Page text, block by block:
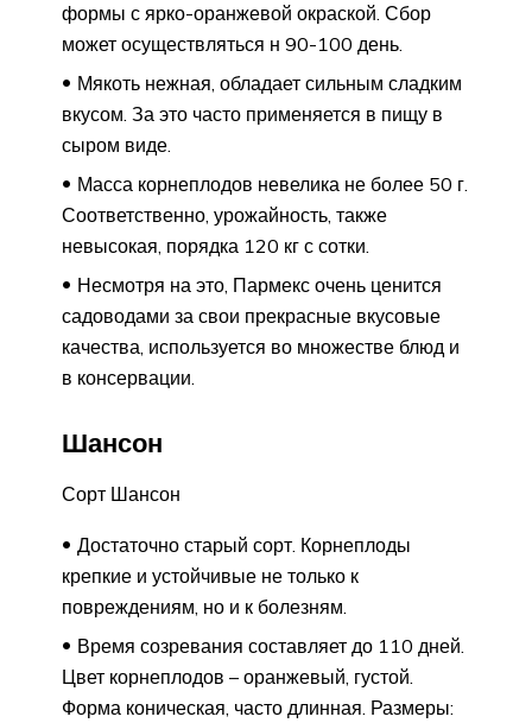
формы с ярко-оранжевой окраской. Сбор
может осуществляться н 90-100 день.
Мякоть нежная, обладает сильным сладким
вкусом. За это часто применяется в пищу в
сыром виде.
Масса корнеплодов невелика не более 50 г.
Соответственно, урожайность, также
невысокая, порядка 120 кг с сотки.
Несмотря на это, Пармекс очень ценится
садоводами за свои прекрасные вкусовые
качества, используется во множестве блюд и
в консервации.
Шансон
Сорт Шансон
Достаточно старый сорт. Корнеплоды
крепкие и устойчивые не только к
повреждениям, но и к болезням.
Время созревания составляет до 110 дней.
Цвет корнеплодов – оранжевый, густой.
Форма коническая, часто длинная. Размеры: